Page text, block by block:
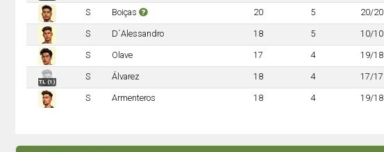
S Boiças 20 5 20/20
S D´Alessandro 18 5 10/10
S Olave 17 4 19/18
TL (1)
S Álvarez 18 4 17/17
S Armenteros 18 4 19/18